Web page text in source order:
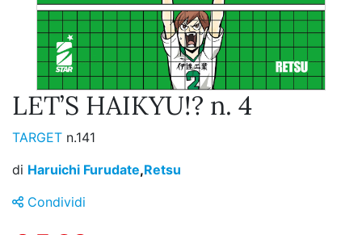
LET’S HAIKYU!? n. 4
TARGET n.141
di Haruichi Furudate,Retsu
Condividi